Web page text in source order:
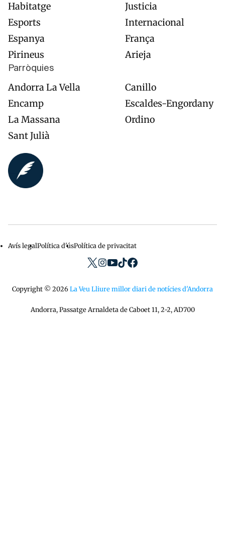
Habitatge
Justicia
Esports
Internacional
Espanya
França
Pirineus
Arieja
Parròquies
Andorra La Vella
Canillo
Encamp
Escaldes-Engordany
La Massana
Ordino
Sant Julià
Menu
Avís legalPolítica d'úsPolítica de privacitat
Copyright © 2026La Veu Lliure millor diari de notícies d'Andorra
Andorra, Passatge Arnaldeta de Caboet 11, 2-2, AD700